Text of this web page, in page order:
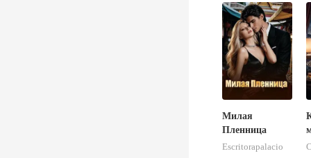
Милая
Пленница
Escritorapalacio